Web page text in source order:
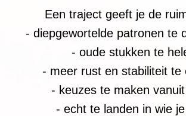
Een traject geeft je de
- diepgewortelde patronen te
- oude stukken te
- meer rust en stabiliteit te
- keuzes te maken
- echt te landen in wie